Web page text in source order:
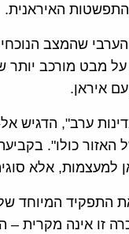
האיראנית.
שהמצב
על מבט מורכב
איראן.
ערב", הדגיש
האזור כולו".
למעצמות, אלא
התפקיד המיוחד
זו אינה מקרית